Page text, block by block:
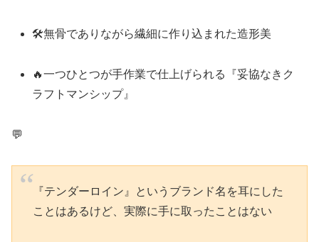
🛠無骨でありながら繊細に作り込まれた造形美
🔥一つひとつが手作業で仕上げられる『妥協なきク
ラフトマンシップ』
💬
『テンダーロイン』というブランド名を耳にした
ことはあるけど、実際に手に取ったことはない